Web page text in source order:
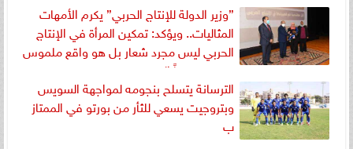
”وزير الدولة للإنتاج الحربي” يكرم الأمهات
المثاليات.. ويؤكد: تمكين المرأة في الإنتاج
الحربي ليس مجرد شعار بل هو واقع ملموس
نسعى جميعاً إلى تعزيزه
الترسانة يتسلح بنجومه لمواجهة السويس
وبتروجيت يسعي للثأر من بورتو في الممتاز
ب